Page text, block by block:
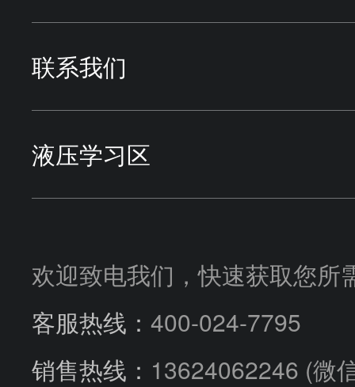
派克过滤
压力控制阀
流量控制阀
压力控制阀
流量控制阀
VICKERS威格士
SUNFAB胜凡
HUADE华德
液压阀块
汽车行业
液压系统案例
联系我们
液压学习区
选型指导
欢迎致电我们，快速获取您所
客服热线： 400-024-7795
销售热线： 13624062246 (微